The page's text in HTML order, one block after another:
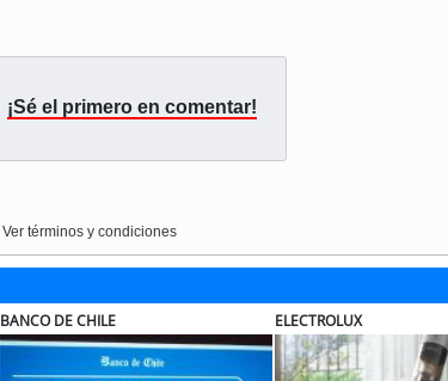
¡Sé el primero en comentar!
Ver términos y condiciones
BANCO DE CHILE ELECTROLUX